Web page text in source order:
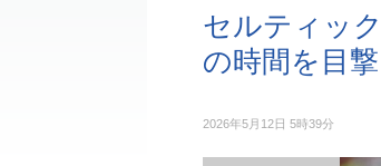
セルティッ
の時間を目撃
2026年5月12日 5時39分